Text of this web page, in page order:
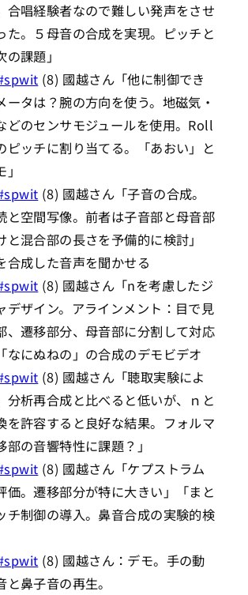
合唱経験者なので難しい発声をさせ
た。５母音の合成を実現。ピッチと
課題」
(8) 國越さん「他に制御でき
ータは？腕の方向を使う。地磁気・
どのセンサモジュールを使用。Roll
ピッチに割り当てる。「あおい」と
(8) 國越さん「子音の合成。
と空間写像。前者は子音部と母音部
と混合部の長さを予備的に検討」
合成した音声を聞かせる
(8) 國越さん「nを考慮したジ
デザイン。アラインメント：目で見
、遷移部分、母音部に分割して対応
なにぬねの」の合成のデモビデオ
(8) 國越さん「聴取実験によ
分析再合成と比べると低いが、ｎと
を許容すると良好な結果。フォルマ
部の音響特性に課題？」
(8) 國越さん「ケプストラム
価。遷移部分が特に大きい」「まと
チ制御の導入。鼻音合成の実験的検
(8) 國越さん：デモ。手の動
と鼻子音の再生。